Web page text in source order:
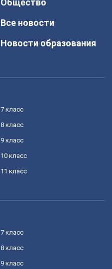
Общество
Все новости
Новости образования
7 класс
8 класс
9 класс
10 класс
11 класс
7 класс
8 класс
9 класс